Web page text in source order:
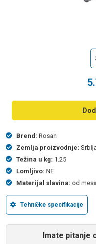
Brend: Rosan
Zemlja proizvodnje: Srbija
Težina u kg: 1.25
Lomljivo: NE
Materijal slavina: od
Tehničke specifikacije
Imate pitanje